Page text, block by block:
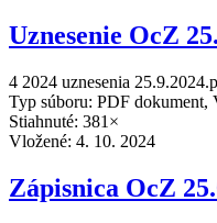
Uznesenie OcZ
4 2024 uznesenia
Typ súboru: PDF
Stiahnuté: 381×
Vložené: 4. 10. 2024
Zápisnica OcZ